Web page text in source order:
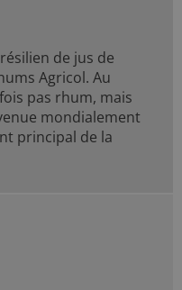
de jus de
Agricol. Au
pas rhum, mais
mondialement
principal de la